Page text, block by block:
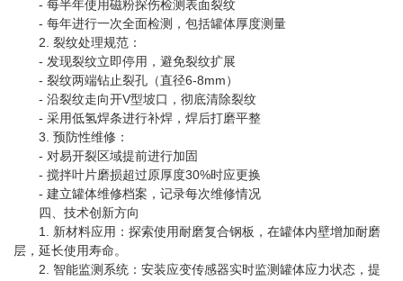
- 每半年使用磁粉探伤检测表面裂纹
- 每年进行一次全面检测，包括罐体厚度测量
2. 裂纹处理规范：
- 发现裂纹立即停用，避免裂纹扩展
- 裂纹两端钻止裂孔（直径6-8mm）
- 沿裂纹走向开V型坡口，彻底清除裂纹
- 采用低氢焊条进行补焊，焊后打磨平整
3. 预防性维修：
- 对易开裂区域提前进行加固
- 搅拌叶片磨损超过原厚度30%时应更换
- 建立罐体维修档案，记录每次维修情况
四、技术创新方向
1. 新材料应用：探索使用耐磨复合钢板，在罐体内壁增加耐磨
层，延长使用寿命。
2. 智能监测系统：安装应变传感器实时监测罐体应力状态，提